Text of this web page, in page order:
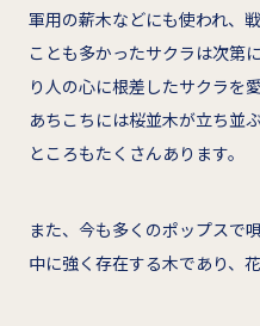
軍用の薪木などにも使われ、
ことも多かったサクラは次第
り人の心に根差したサクラを
あちこちには桜並木が立ち並
ところもたくさんあります。
また、今も多くのポップスで
中に強く存在する木であり、花